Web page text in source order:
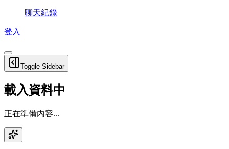
聊天紀錄
登入
Toggle Sidebar
載入資料中
正在準備內容...